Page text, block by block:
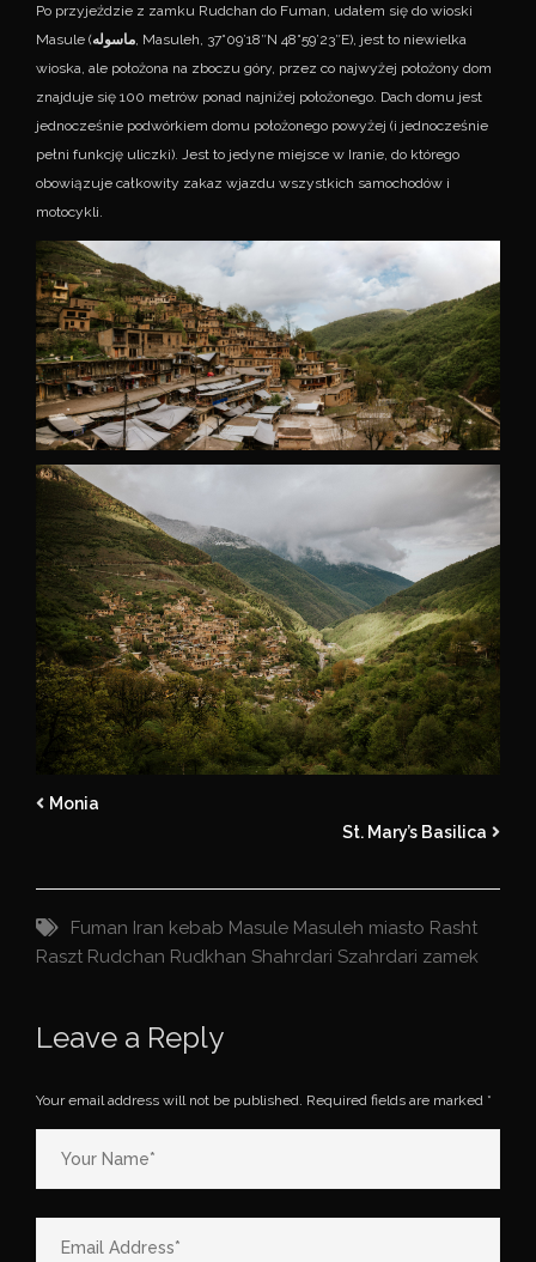
Po przyjeździe z zamku Rudchan do Fuman, udałem się do wioski
Masule (ماسوله, Masuleh, 37°09’18″N 48°59’23″E), jest to niewielka
wioska, ale położona na zboczu góry, przez co najwyżej położony dom
znajduje się 100 metrów ponad najniżej położonego. Dach domu jest
jednocześnie podwórkiem domu położonego powyżej (i jednocześnie
pełni funkcję uliczki). Jest to jedyne miejsce w Iranie, do którego
obowiązuje całkowity zakaz wjazdu wszystkich samochodów i
motocykli.
Monia
St. Mary’s Basilica
Fuman Iran kebab Masule Masuleh miasto Rasht
Raszt Rudchan Rudkhan Shahrdari Szahrdari zamek
Leave a Reply
Your email address will not be published. Required fields are marked *